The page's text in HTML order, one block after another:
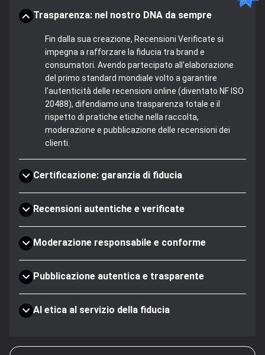
Trasparenza: nel nostro DNA da sempre
Fin dalla sua creazione, Recensioni Verificate si
impegna a rafforzare la fiducia tra brand e
consumatori. Avendo partecipato all'elaborazione
del primo standard mondiale volto a garantire
l'autenticità delle recensioni online (diventato NF ISO
20488), difendiamo una trasparenza totale e il
rispetto di pratiche etiche nella raccolta,
moderazione e pubblicazione delle recensioni dei
clienti.
Certificazione: garanzia di fiducia
Recensioni autentiche e verificate
Moderazione responsabile e conforme
Pubblicazione autentica e trasparente
AI etica al servizio della fiducia